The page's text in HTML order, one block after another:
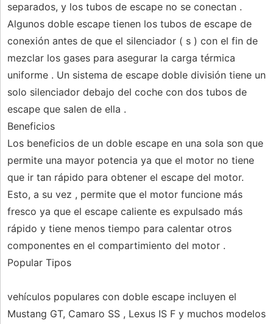
separados, y los tubos de escape no se conectan .
Algunos doble escape tienen los tubos de escape de
conexión antes de que el silenciador ( s ) con el fin de
mezclar los gases para asegurar la carga térmica
uniforme . Un sistema de escape doble división tiene un
solo silenciador debajo del coche con dos tubos de
escape que salen de ella .
Beneficios
Los beneficios de un doble escape en una sola son que
permite una mayor potencia ya que el motor no tiene
que ir tan rápido para obtener el escape del motor.
Esto, a su vez , permite que el motor funcione más
fresco ya que el escape caliente es expulsado más
rápido y tiene menos tiempo para calentar otros
componentes en el compartimiento del motor .
Popular Tipos
vehículos populares con doble escape incluyen el
Mustang GT, Camaro SS , Lexus IS F y muchos modelos